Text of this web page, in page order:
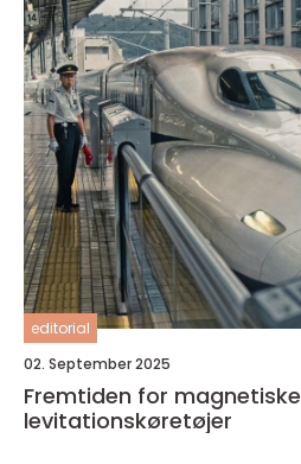
editorial
02. September 2025
Fremtiden for magnetiske
levitationskøretøjer